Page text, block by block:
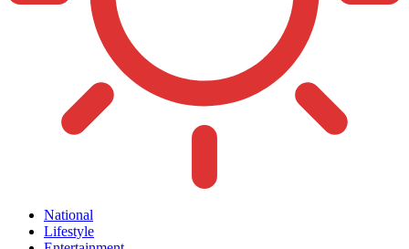
National
Lifestyle